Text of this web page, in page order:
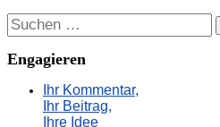
Suchen
Engagieren
Ihr Kommentar,
Ihr Beitrag,
Ihre Idee